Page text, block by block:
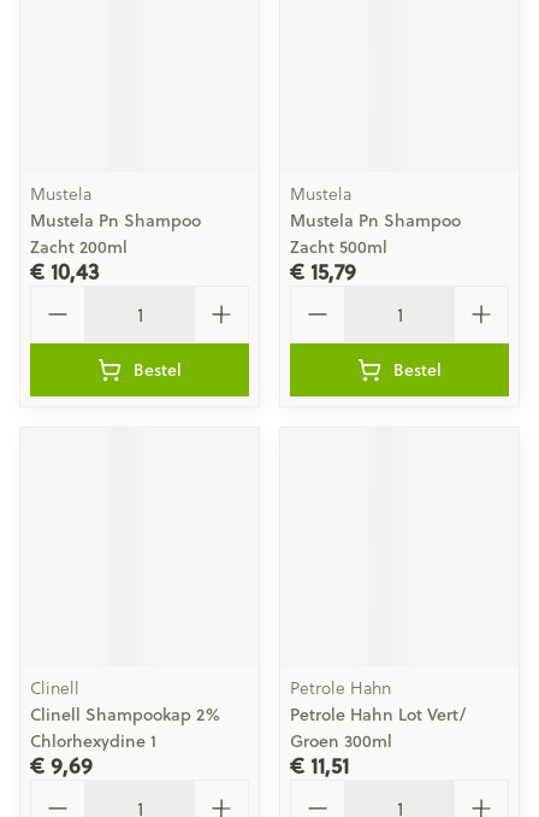
Mustela
Mustela Pn Shampoo
Zacht 200ml
€ 10,43
Bestel
Mustela
Mustela Pn Shampoo
Zacht 500ml
€ 15,79
Bestel
Clinell
Clinell Shampookap 2%
Chlorhexydine 1
€ 9,69
Petrole Hahn
Petrole Hahn Lot Vert/
Groen 300ml
€ 11,51